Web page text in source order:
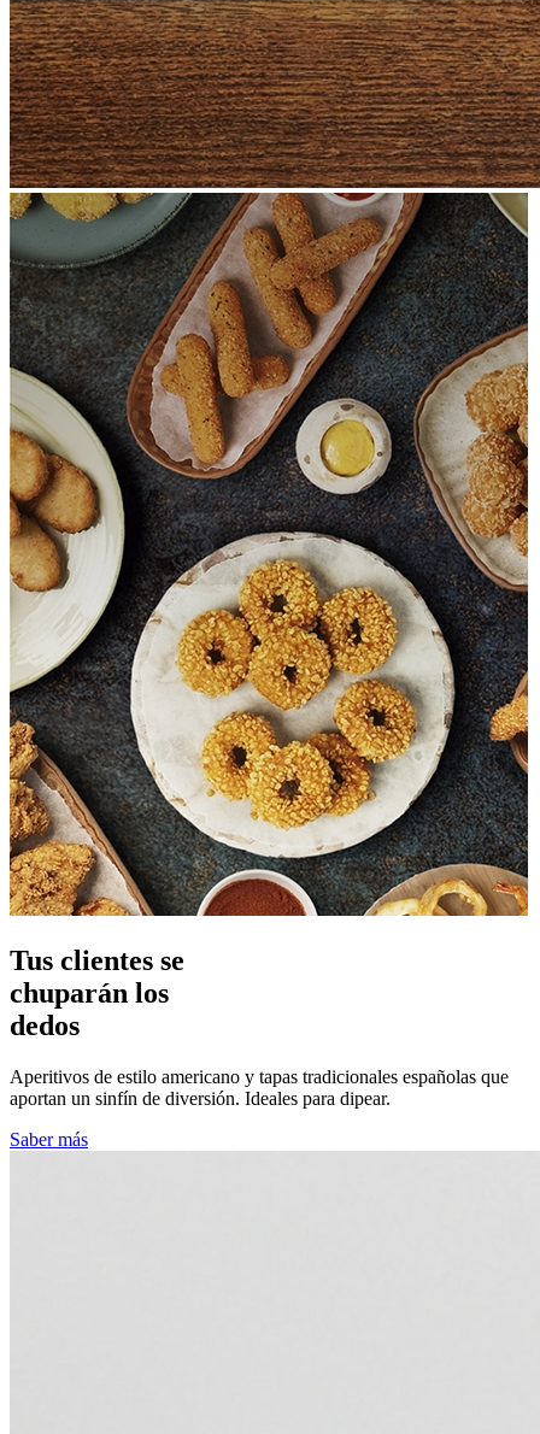
Tus clientes se
chuparán los
dedos
Aperitivos de estilo americano y tapas tradicionales españolas que
aportan un sinfín de diversión. Ideales para dipear.
Saber más